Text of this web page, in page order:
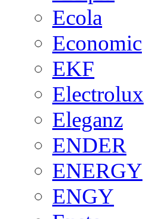
Ecola
Economic
EKF
Electrolux
Eleganz
ENDER
ENERGY
ENGY